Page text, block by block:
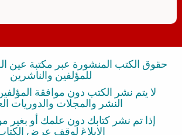
حقوق الكتب المنشورة عبر مكتبة عين
للمؤلفين والناشرين
لا يتم نشر الكتب دون موافقة
النشر والمجلات والدوريات
إذا تم نشر كتابك دون علمك أو بغير
الإبلاغ لوقف عرض